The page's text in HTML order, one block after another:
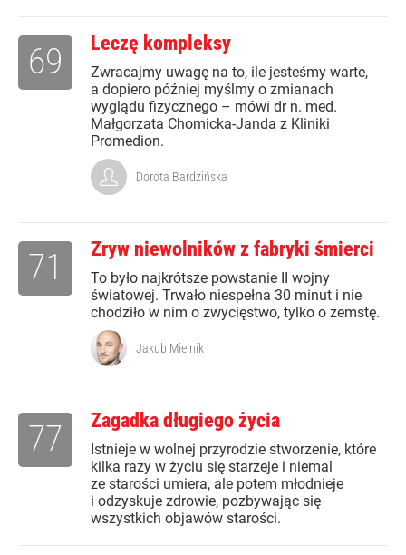
Leczę kompleksy
Zwracajmy uwagę na to, ile jesteśmy warte,
a dopiero później myślmy o zmianach
wyglądu fizycznego – mówi dr n. med.
Małgorzata Chomicka-Janda z Kliniki
Promedion.
69
Dorota Bardzińska
Zryw niewolników z fabryki śmierci
To było najkrótsze powstanie II wojny
światowej. Trwało niespełna 30 minut i nie
chodziło w nim o zwycięstwo, tylko o zemstę.
71
Jakub Mielnik
Zagadka długiego życia
Istnieje w wolnej przyrodzie stworzenie, które
kilka razy w życiu się starzeje i niemal
ze starości umiera, ale potem młodnieje
i odzyskuje zdrowie, pozbywając się
wszystkich objawów starości.
77